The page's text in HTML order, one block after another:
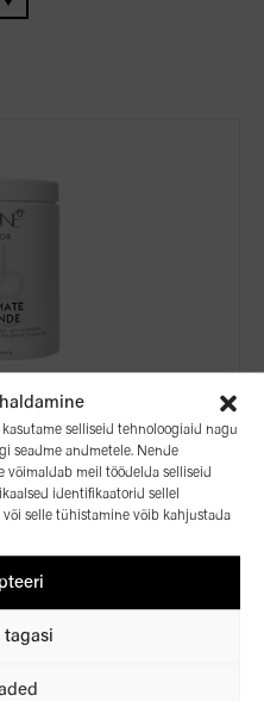
selliseid tehnoloogiaid nagu
seadme andmetele. Nende
võimaldab meil töödelda selliseid
identifikaatorid sellel
selle tühistamine võib kahjustada
tagasi
+ BF –
Blonde